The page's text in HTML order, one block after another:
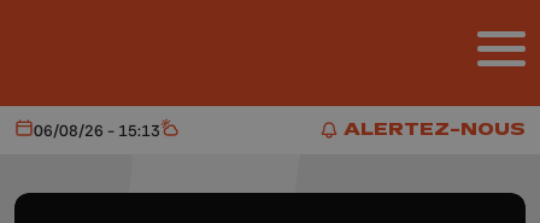
ALERTEZ-NOUS
ALERTEZ-NOUS
Aujourd'hui
06/08/26 - 15:13 Météo